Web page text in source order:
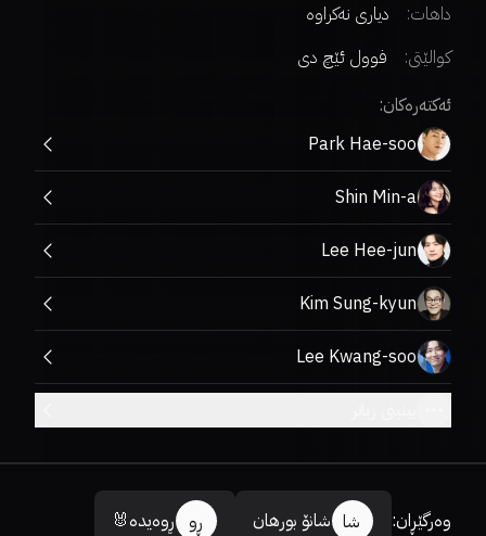
داهات:
دیاری نەکراوە
کوالێتی:
فوول ئێچ دی
ئەکتەرەکان:
Park Hae-soo
Shin Min-a
Lee Hee-jun
Kim Sung-kyun
Lee Kwang-soo
وەرگێڕان: شا شانۆ بورهان ڕو ڕوەیدە🐰